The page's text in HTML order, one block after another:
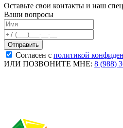
Оставьте свои контакты и наш
Ваши вопросы
Согласен с политикой
ИЛИ ПОЗВОНИТЕ МНЕ: 8 (988)